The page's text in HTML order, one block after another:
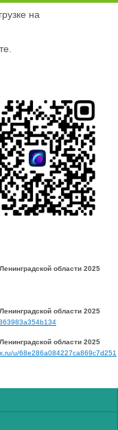
на
области 2025
области 2025
области 2025
u/68e286a084227ca869c7d251